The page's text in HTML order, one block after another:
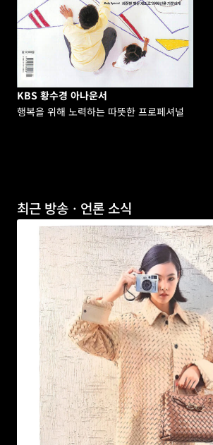
KBS 황수경 아나운서
행복을 위해 노력하는 따뜻한 프로페셔널
최근 방송ㆍ언론 소식